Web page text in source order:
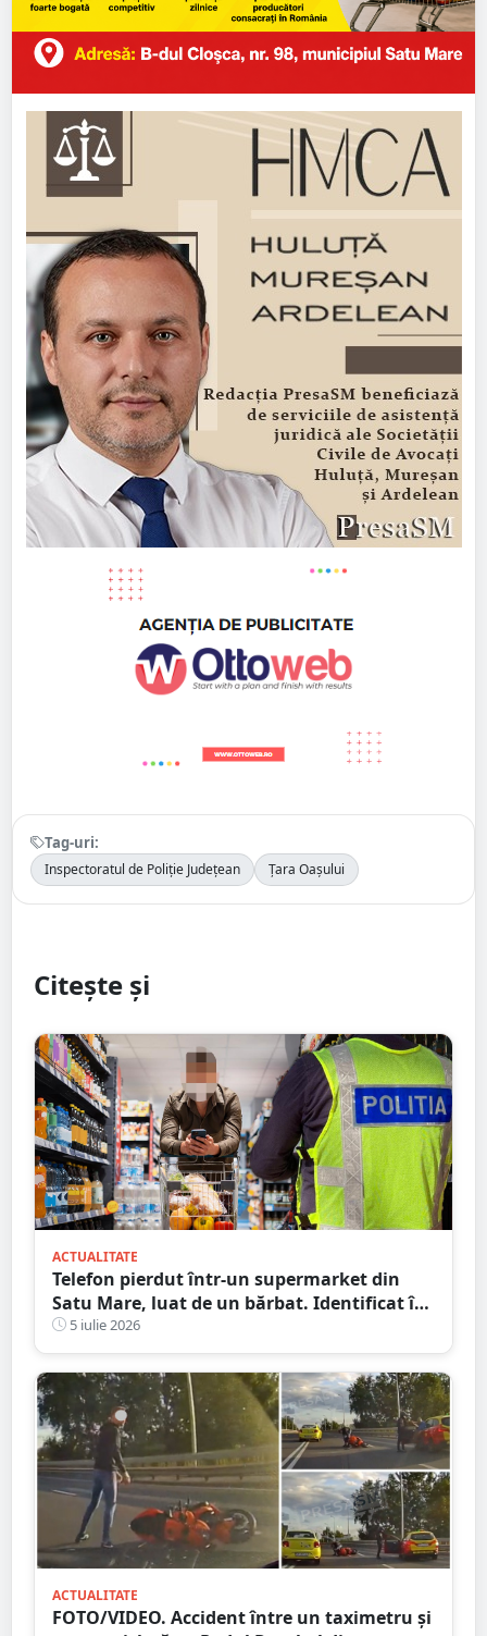
Tag-uri:
Inspectoratul de Poliție Județean Țara Oașului
Citește și
ACTUALITATE
Telefon pierdut într-un supermarket din
Satu Mare, luat de un bărbat. Identificat în
timp record, ce scuză a avut bărbatul
5 iulie 2026
ACTUALITATE
FOTO/VIDEO. Accident între un taximetru și